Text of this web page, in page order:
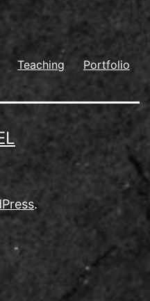
Teaching Portfolio
.